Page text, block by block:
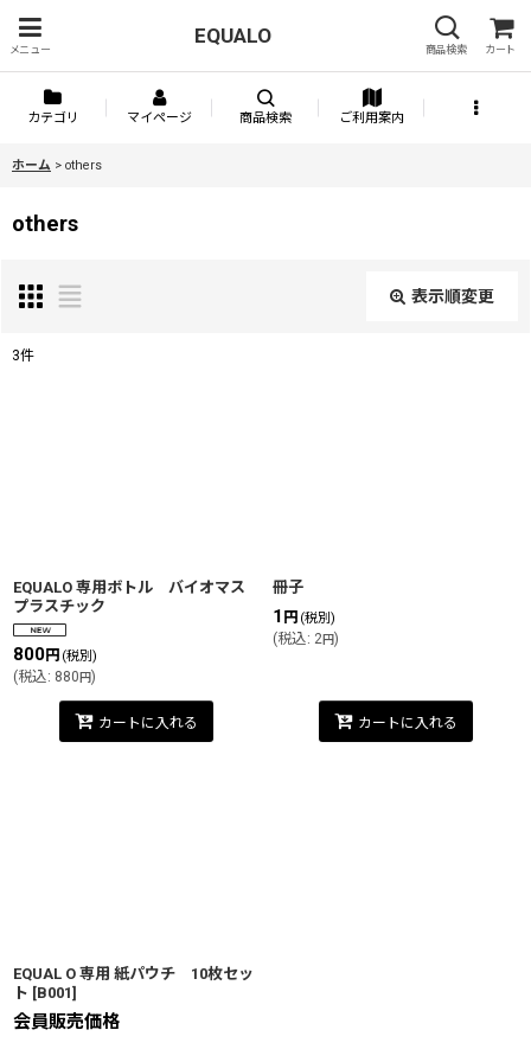
メニュー
EQUALO
商品検索 カート
カテゴリ マイページ 商品検索 ご利用案内
ホーム > others
others
表示順変更
3件
EQUALO 専用ボトル バイオマス
プラスチック
800円 (税別)
(税込: 880円)
カートに入れる
冊子
1 円 (税別)
(税込: 2円)
カートに入れる
EQUAL O 専用 紙パウチ 10枚セッ
ト [B001]
会員販売価格